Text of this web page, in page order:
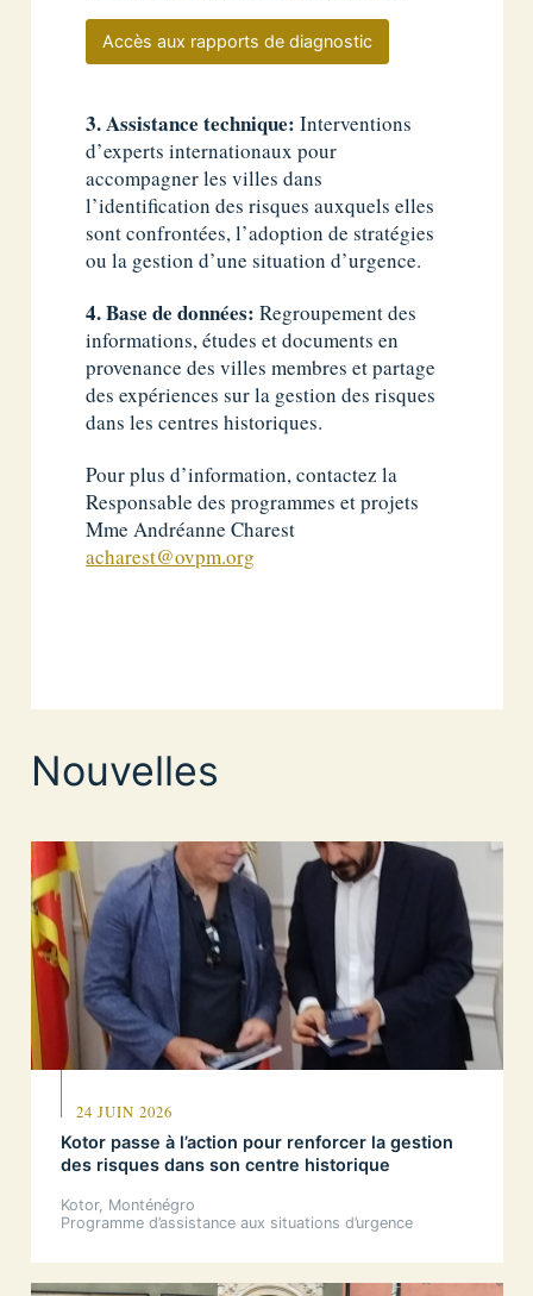
Accès aux rapports de diagnostic
3. Assistance technique: Interventions
d’experts internationaux pour
accompagner les villes dans
l’identification des risques auxquels elles
sont confrontées, l’adoption de stratégies
ou la gestion d’une situation d’urgence.
4. Base de données: Regroupement des
informations, études et documents en
provenance des villes membres et partage
des expériences sur la gestion des risques
dans les centres historiques.
Pour plus d’information, contactez la
Responsable des programmes et projets
Mme Andréanne Charest
acharest@ovpm.org
Nouvelles
24 JUIN 2026
Kotor passe à l’action pour renforcer la gestion
des risques dans son centre historique
Kotor, Monténégro
Programme d’assistance aux situations d’urgence